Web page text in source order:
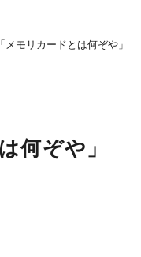
メモリカードとは何ぞや」
何ぞや」